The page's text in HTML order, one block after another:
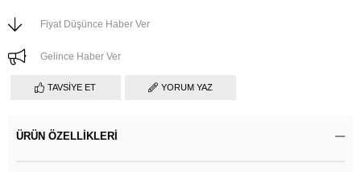
Fiyat Düşünce Haber Ver
Gelince Haber Ver
TAVSIYE ET YORUM YAZ
ÜRÜN ÖZELLIKLERI